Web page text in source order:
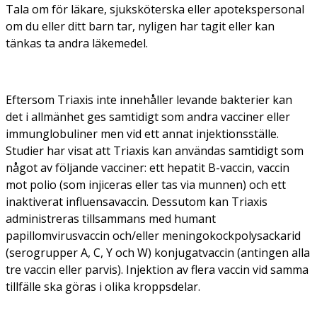
Tala om för läkare, sjuksköterska eller apotekspersonal
om du eller ditt barn tar, nyligen har tagit eller kan
tänkas ta andra läkemedel.
Eftersom Triaxis inte innehåller levande bakterier kan
det i allmänhet ges samtidigt som andra vacciner eller
immunglobuliner men vid ett annat injektionsställe.
Studier har visat att Triaxis kan användas samtidigt som
något av följande vacciner: ett hepatit B-vaccin, vaccin
mot polio (som injiceras eller tas via munnen) och ett
inaktiverat influensavaccin. Dessutom kan Triaxis
administreras tillsammans med humant
papillomvirusvaccin och/eller meningokockpolysackarid
(serogrupper A, C, Y och W) konjugatvaccin (antingen alla
tre vaccin eller parvis). Injektion av flera vaccin vid samma
tillfälle ska göras i olika kroppsdelar.